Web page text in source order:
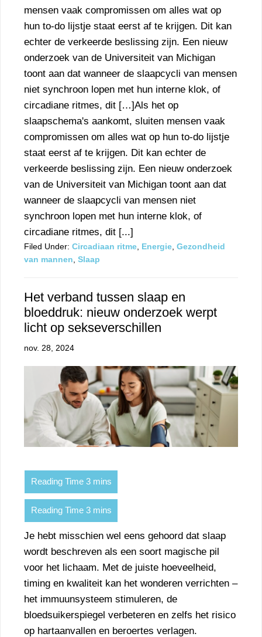
mensen vaak compromissen om alles wat op
hun to-do lijstje staat eerst af te krijgen. Dit kan
echter de verkeerde beslissing zijn. Een nieuw
onderzoek van de Universiteit van Michigan
toont aan dat wanneer de slaapcycli van mensen
niet synchroon lopen met hun interne klok, of
circadiane ritmes, dit […]Als het op
slaapschema's aankomt, sluiten mensen vaak
compromissen om alles wat op hun to-do lijstje
staat eerst af te krijgen. Dit kan echter de
verkeerde beslissing zijn. Een nieuw onderzoek
van de Universiteit van Michigan toont aan dat
wanneer de slaapcycli van mensen niet
synchroon lopen met hun interne klok, of
circadiane ritmes, dit [...]
Filed Under: Circadiaan ritme Energie Gezondheid
van mannen Slaap
Het verband tussen slaap en
bloeddruk: nieuw onderzoek werpt
licht op sekseverschillen
nov. 28, 2024
Je hebt misschien wel eens gehoord dat slaap
wordt beschreven als een soort magische pil
voor het lichaam. Met de juiste hoeveelheid,
timing en kwaliteit kan het wonderen verrichten –
het immuunsysteem stimuleren, de
bloedsuikerspiegel verbeteren en zelfs het risico
op hartaanvallen en beroertes verlagen.